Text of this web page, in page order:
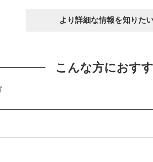
でどんな日の運転も
より詳細な情報を知りた
こんな方におす